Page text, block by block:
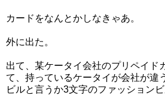
カードをなんとかしなきゃあ。
外に出た。
出て、某ケータイ会社のプリペイド
て、持っているケータイが会社が違
ビルと言うか3文字のファッション